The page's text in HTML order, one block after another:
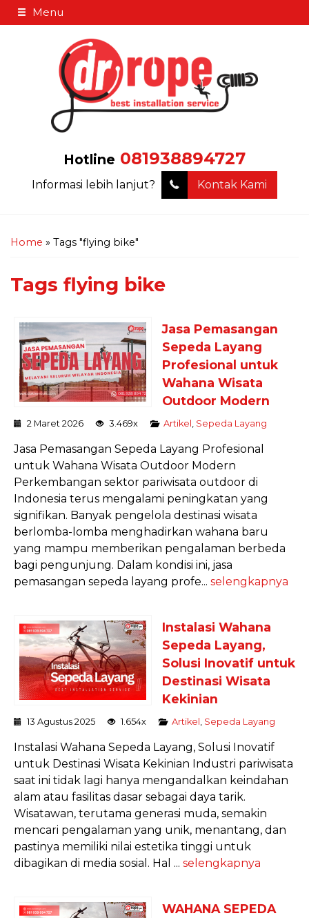
Menu
Hotline 081938894727
Informasi lebih lanjut? Kontak Kami
Home » Tags "flying bike"
Tags flying bike
Jasa Pemasangan
Sepeda Layang
Profesional untuk
Wahana Wisata
Outdoor Modern
2 Maret 2026 3.469x Artikel Sepeda Layang
Jasa Pemasangan Sepeda Layang Profesional
untuk Wahana Wisata Outdoor Modern
Perkembangan sektor pariwisata outdoor di
Indonesia terus mengalami peningkatan yang
signifikan. Banyak pengelola destinasi wisata
berlomba-lomba menghadirkan wahana baru
yang mampu memberikan pengalaman berbeda
bagi pengunjung. Dalam kondisi ini, jasa
pemasangan sepeda layang profe... selengkapnya
Instalasi Wahana
Sepeda Layang,
Solusi Inovatif untuk
Destinasi Wisata
Kekinian
13 Agustus 2025 1.654x Artikel Sepeda Layang
Instalasi Wahana Sepeda Layang, Solusi Inovatif
untuk Destinasi Wisata Kekinian Industri pariwisata
saat ini tidak lagi hanya mengandalkan keindahan
alam atau fasilitas dasar sebagai daya tarik.
Wisatawan, terutama generasi muda, semakin
mencari pengalaman yang unik, menantang, dan
pastinya memiliki nilai estetika tinggi untuk
dibagikan di media sosial. Hal ... selengkapnya
WAHANA SEPEDA